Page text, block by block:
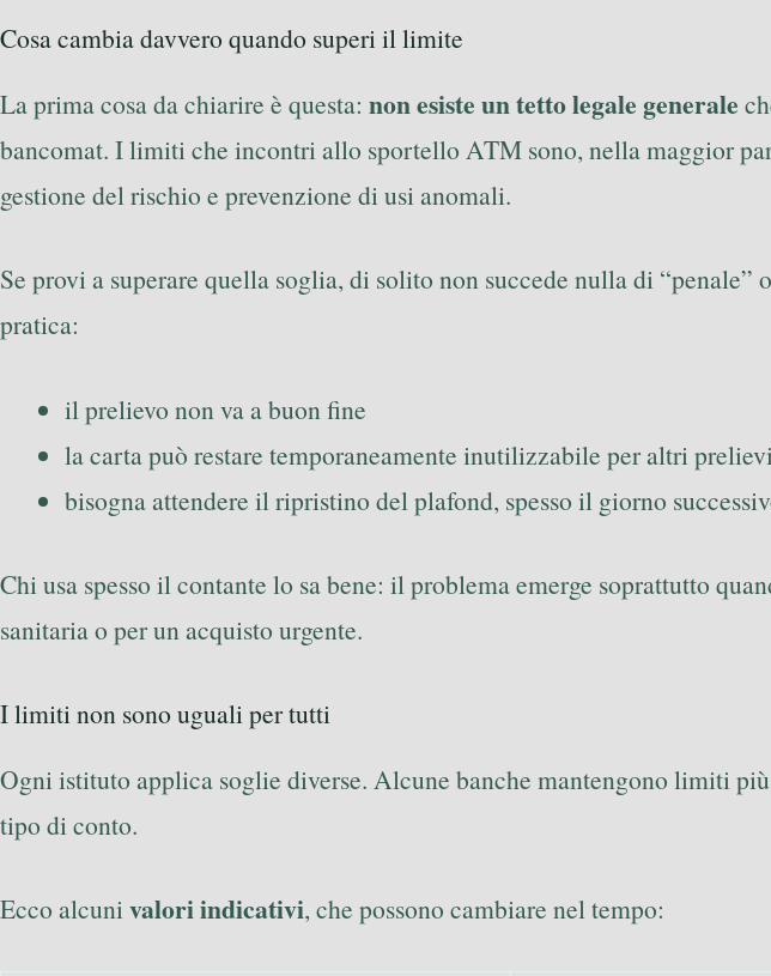
Cosa cambia davvero quando superi il limite
La prima cosa da chiarire è questa: non esiste un tetto legale generale
bancomat. I limiti che incontri allo sportello ATM sono, nella maggior
gestione del rischio e prevenzione di usi anomali.
Se provi a superare quella soglia, di solito non succede nulla di
pratica:
il prelievo non va a buon fine
la carta può restare temporaneamente inutilizzabile per altri prelievi
bisogna attendere il ripristino del plafond, spesso il giorno
Chi usa spesso il contante lo sa bene: il problema emerge soprattutto
sanitaria o per un acquisto urgente.
I limiti non sono uguali per tutti
Ogni istituto applica soglie diverse. Alcune banche mantengono limiti
tipo di conto.
Ecco alcunivalori indicativi, che possono cambiare nel tempo: